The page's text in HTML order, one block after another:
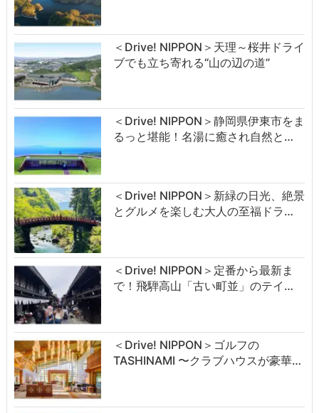
＜Drive! NIPPON＞天理～桜井ドライ
ブでも立ち寄れる“山の辺の道”
＜Drive! NIPPON＞静岡県伊東市をま
るっと堪能！名湯に癒され自然と…
＜Drive! NIPPON＞新緑の日光、絶景
とグルメを楽しむ大人の至福ドラ…
＜Drive! NIPPON＞定番から最新ま
で！飛騨高山「古い町並」のテイ…
＜Drive! NIPPON＞ゴルフの
TASHINAMI 〜クラブハウスが豪華…